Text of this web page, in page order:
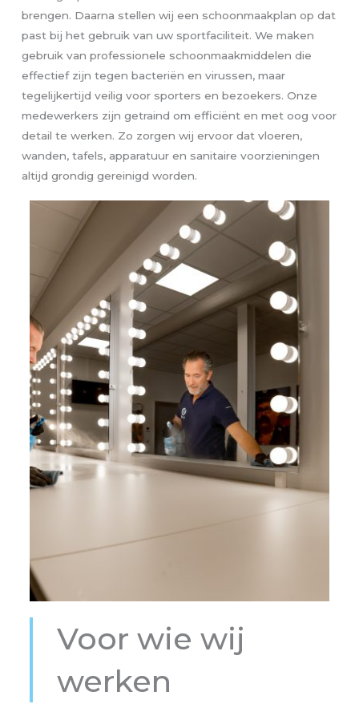
brengen. Daarna stellen wij een schoonmaakplan op dat
past bij het gebruik van uw sportfaciliteit. We maken
gebruik van professionele schoonmaakmiddelen die
effectief zijn tegen bacteriën en virussen, maar
tegelijkertijd veilig voor sporters en bezoekers. Onze
medewerkers zijn getraind om efficiënt en met oog voor
detail te werken. Zo zorgen wij ervoor dat vloeren,
wanden, tafels, apparatuur en sanitaire voorzieningen
altijd grondig gereinigd worden.
Voor wie wij
werken